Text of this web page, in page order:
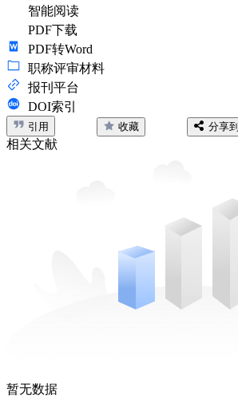
智能阅读
PDF下载
PDF转Word
职称评审材料
报刊平台
DOI索引
引用 收藏 分享到
相关文献
暂无数据